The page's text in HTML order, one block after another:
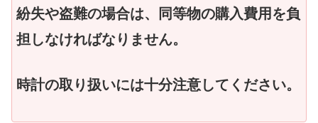
紛失や盗難の場合は、同等物の購入費用を負
担しなければなりません。
時計の取り扱いには十分注意してください。